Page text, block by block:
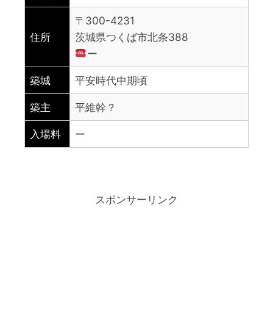
住所
〒300-4231
茨城県つくば市北条388
ー
築城 平安時代中期頃
築主 平維幹？
入場料 ー
スポンサーリンク